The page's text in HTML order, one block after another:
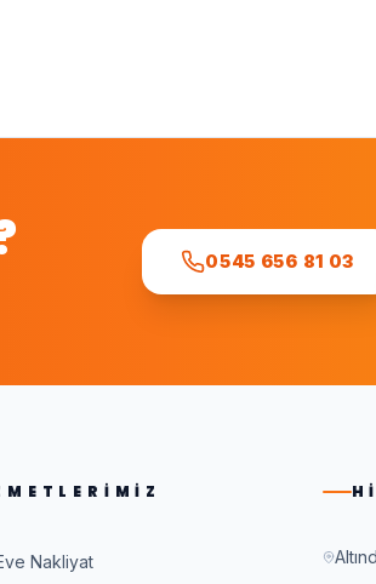
0545 656 81 03
Nakliyat